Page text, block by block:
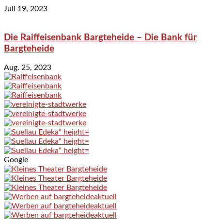
Juli 19, 2023
Die Raiffeisenbank Bargteheide – Die Bank für
Bargteheide
Aug. 25, 2023
Google